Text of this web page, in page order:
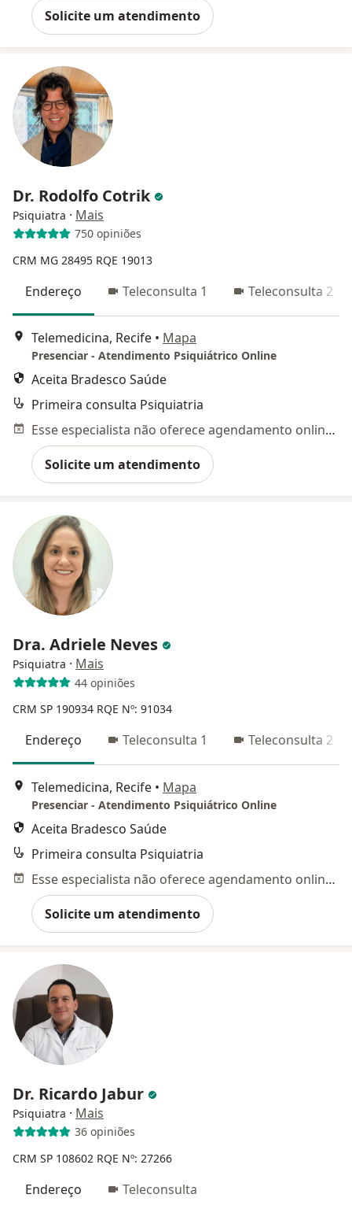
Solicite um atendimento
Dr. Rodolfo Cotrik
Psiquiatra · Mais
750 opiniões
CRM MG 28495 RQE 19013
Endereço Teleconsulta 1 Teleconsulta 2
Telemedicina, Recife • Mapa
Presenciar - Atendimento Psiquiátrico Online
Aceita Bradesco Saúde
Primeira consulta Psiquiatria
Esse especialista não oferece agendamento online para esse endereço.
Solicite um atendimento
Dra. Adriele Neves
Psiquiatra · Mais
44 opiniões
CRM SP 190934 RQE Nº: 91034
Endereço Teleconsulta 1 Teleconsulta 2
Telemedicina, Recife • Mapa
Presenciar - Atendimento Psiquiátrico Online
Aceita Bradesco Saúde
Primeira consulta Psiquiatria
Esse especialista não oferece agendamento online para esse endereço.
Solicite um atendimento
Dr. Ricardo Jabur
Psiquiatra · Mais
36 opiniões
CRM SP 108602 RQE Nº: 27266
Endereço Teleconsulta